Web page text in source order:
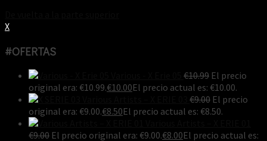
X
#OFERTAS
€10.99 El precio
original era: €10.99.€10.00El precio actual es: €10.00.
€9.00 El precio
original era: €9.00.€8.50El precio actual es: €8.50.
€9.00 El precio original era: €9.00.€8.00El precio actual es: